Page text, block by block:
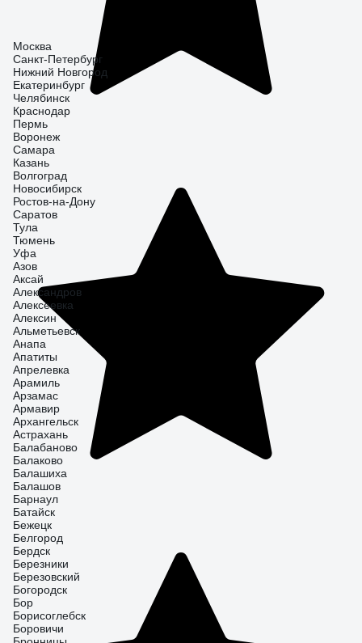
Москва
Санкт-Петербург
Нижний Новгород
Екатеринбург
Челябинск
Краснодар
Пермь
Воронеж
Самара
Казань
Волгоград
Новосибирск
Ростов-на-Дону
Саратов
Тула
Тюмень
Уфа
Азов
Аксай
Александров
Алексеевка
Алексин
Альметьевск
Анапа
Апатиты
Апрелевка
Арамиль
Арзамас
Армавир
Архангельск
Астрахань
Балабаново
Балаково
Балашиха
Балашов
Барнаул
Батайск
Бежецк
Белгород
Бердск
Березники
Березовский
Богородск
Бор
Борисоглебск
Боровичи